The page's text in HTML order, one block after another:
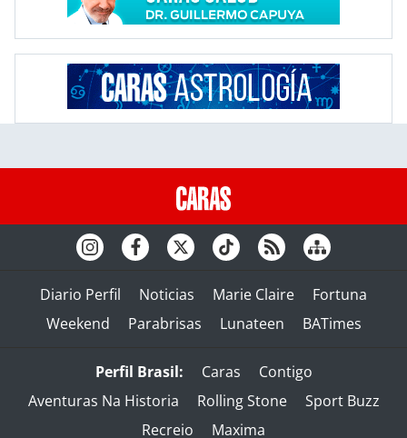
Diario Perfil Noticias Marie Claire
Fortuna
Weekend
Parabrisas Lunateen BATimes
Perfil Brasil: Caras
Contigo
Aventuras Na Historia
Rolling Stone
Sport Buzz
Recreio
Maxima